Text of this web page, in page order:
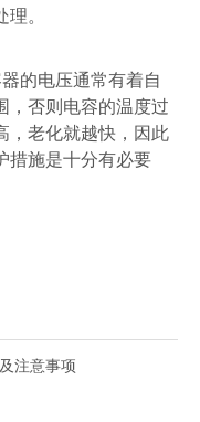
。
的电压通常有着自
，否则电容的温度过
，老化就越快，因此
措施是十分有必要
注意事项